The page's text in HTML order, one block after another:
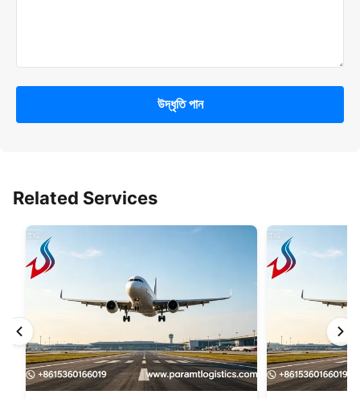
উদ্ধৃতি পান
Related Services